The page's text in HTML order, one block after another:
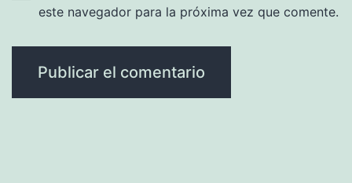
este navegador para la próxima vez que comente.